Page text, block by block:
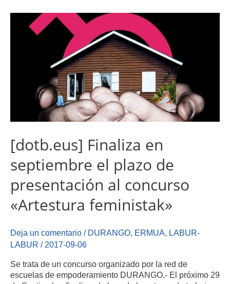
[dotb.eus] Finaliza en
septiembre el plazo de
presentación al concurso
«Artestura feministak»
Deja un comentario / DURANGO, ERMUA, LABUR-
LABUR / 2017-09-06
Se trata de un concurso organizado por la red de
escuelas de empoderamiento DURANGO.- El próximo 29